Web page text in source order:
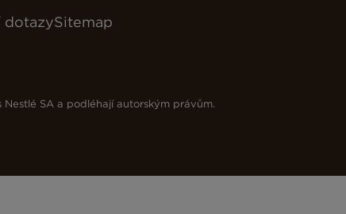
dotazySitemap
SA a podléhají autorským právům.